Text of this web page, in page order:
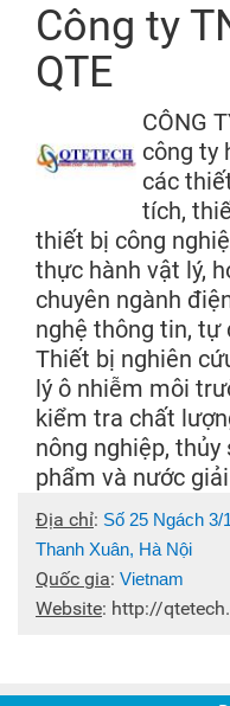
Công ty
QTE
CÔNG
công ty
các
tích,
thiết bị công
thực hành vật lý,
chuyên ngành
nghệ thông tin, tự
Thiết bị nghiên
lý ô nhiễm môi
kiểm tra chất
nông nghiệp,
phẩm và nước
Địa chỉ: Số 25 Ngách
Thanh Xuân, Hà Nội
Quốc gia: Vietnam
Website: http://